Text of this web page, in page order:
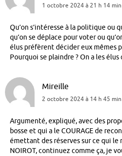
1 octobre 2024 à 21 h 14 min
Qu’on s’intéresse à la politique ou
qu’on se déplace pour voter ou
élus préfèrent décider eux mêmes
Pourquoi se plaindre ? On a les élus
Mireille
2 octobre 2024 à 14 h 45 min
Argumenté, expliqué, avec des
bosse et qui a le COURAGE de
émettant des réserves sur ce qui le
NOIROT, continuez comme ça, je